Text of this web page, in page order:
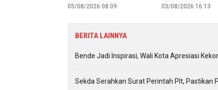
05/08/2026 08:09 03/08/2026 16:13
BERITA LAINNYA
Bende Jadi Inspirasi, Wali Kota Apresiasi
Sekda Serahkan Surat Perintah Plt, Pastikan